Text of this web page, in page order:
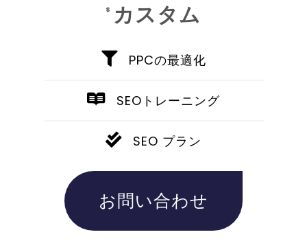
$ カスタム
PPCの最適化
SEOトレーニング
SEO プラン
お問い合わせ